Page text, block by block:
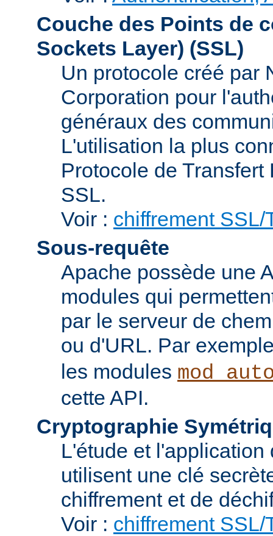
Couche des Points de
Sockets Layer) (SSL)
Un protocole créé par
Corporation pour
généraux des
L'utilisation la plus
Protocole de
SSL.
Voir : chiffrement SSL/
Sous-requête
Apache possède une
modules qui
par le serveur de
ou d'URL. Par
les modules
cette API.
Cryptographie
L'étude et
utilisent une clé
chiffrement et de
Voir : chiffrement SSL/